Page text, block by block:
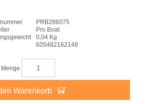
PRB286075
Pro Boat
0,04 Kg
605482162149
Menge
Warenkorb